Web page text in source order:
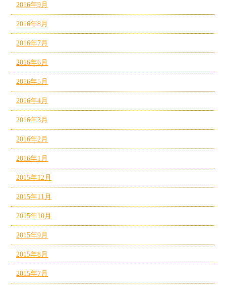
2016年9月
2016年8月
2016年7月
2016年6月
2016年5月
2016年4月
2016年3月
2016年2月
2016年1月
2015年12月
2015年11月
2015年10月
2015年9月
2015年8月
2015年7月